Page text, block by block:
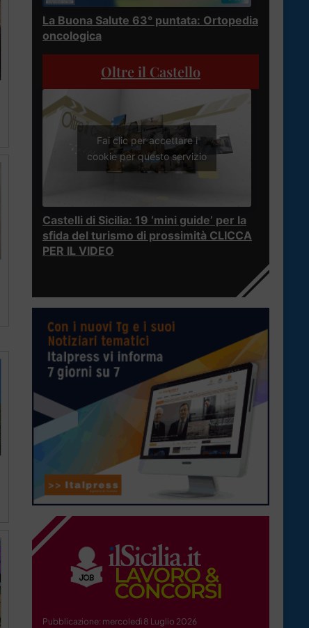
La Buona Salute 63° puntata: Ortopedia
oncologica
Oltre il Castello
Fai clic per accettare i
cookie per questo servizio
Castelli di Sicilia: 19 ‘mini guide’ per la
sfida del turismo di prossimità CLICCA
PER IL VIDEO
Pubblicazione: mercoledì 8 Luglio 2026